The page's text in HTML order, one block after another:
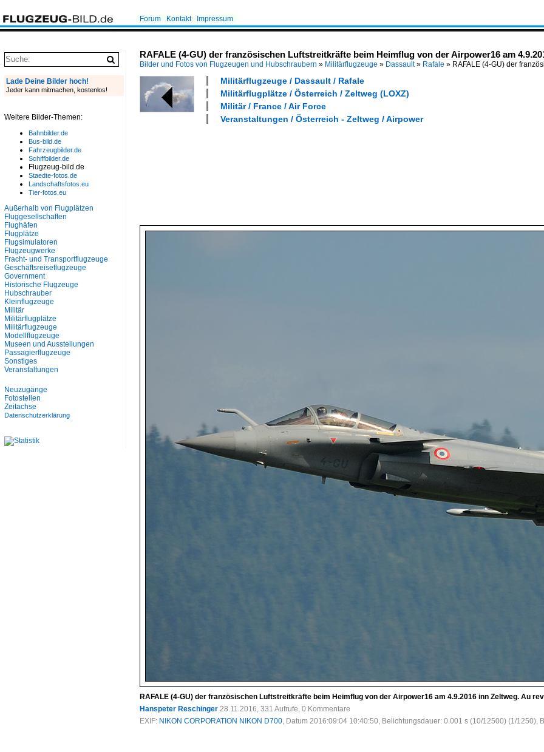
Forum Kontakt Impressum
RAFALE (4-GU) der französischen Luftstreitkräfte beim Heimflug von der Airpower16 am
Bilder und Fotos von Flugzeugen und Hubschraubern » Militärflugzeuge » Dassault» Rafale » RAFALE (4-GU) der
Militärflugzeuge / Dassault / Rafale
Militärflugplätze / Österreich / Zeltweg (LOXZ)
Militär / France / Air Force
Veranstaltungen / Österreich - Zeltweg / Airpower
RAFALE (4-GU) der französischen Luftstreitkräfte beim Heimflug von der Airpower16 am 4.9.2016 inn Zeltweg. Au
Hanspeter Reschinger 28.11.2016, 331 Aufrufe, 0 Kommentare
EXIF: NIKON CORPORATION NIKON D700, Datum 2016:09:04 10:40:50, Belichtungsdauer: 0.001 s (10/12500) (1/1250),
Lade Deine Bilder hoch!
Jeder kann mitmachen, kostenlos!
Weitere Bilder-Themen:
Bahnbilder.de
Bus-bild.de
Fahrzeugbilder.de
Schiffbilder.de
Flugzeug-bild.de
Staedte-fotos.de
Landschaftsfotos.eu
Tier-fotos.eu
Außerhalb von Flugplätzen
Fluggesellschaften
Flughäfen
Flugplätze
Flugsimulatoren
Flugzeugwerke
Fracht- und Transportflugzeuge
Geschäftsreiseflugzeuge
Government
Historische Flugzeuge
Hubschrauber
Kleinflugzeuge
Militär
Militärflugplätze
Militärflugzeuge
Modellflugzeuge
Museen und Ausstellungen
Passagierflugzeuge
Sonstiges
Veranstaltungen
Neuzugänge
Fotostellen
Zeitachse
Datenschutzerklärung